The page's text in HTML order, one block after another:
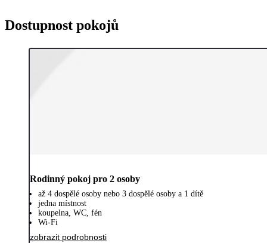
Dostupnost pokojů
Rodinný pokoj pro 2 osoby
až 4 dospělé osoby nebo 3 dospělé osoby a 1 dítě
jedna místnost
koupelna, WC, fén
Wi-Fi
zobrazit podrobnosti